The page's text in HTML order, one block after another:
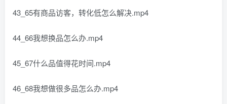
43_65有商品访客，转化低怎么解决.mp4
44_66我想换品怎么办.mp4
45_67什么品值得花时间.mp4
46_68我想做很多品怎么办.mp4